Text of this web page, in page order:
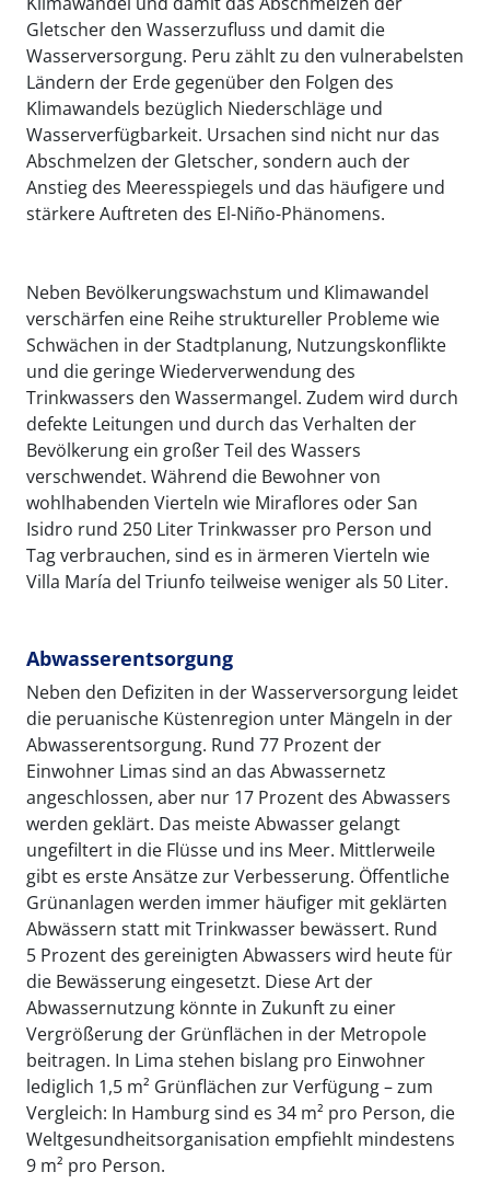
Gletscher den Wasserzufluss und damit die
Wasserversorgung. Peru zählt zu den vulnerabelsten
Ländern der Erde gegenüber den Folgen des
Klimawandels bezüglich Niederschläge und
Wasserverfügbarkeit. Ursachen sind nicht nur das
Abschmelzen der Gletscher, sondern auch der
Anstieg des Meeresspiegels und das häufigere und
stärkere Auftreten des El-Niño-Phänomens.
Neben Bevölkerungswachstum und Klimawandel
verschärfen eine Reihe struktureller Probleme wie
Schwächen in der Stadtplanung, Nutzungskonflikte
und die geringe Wiederverwendung des
Trinkwassers den Wassermangel. Zudem wird durch
defekte Leitungen und durch das Verhalten der
Bevölkerung ein großer Teil des Wassers
verschwendet. Während die Bewohner von
wohlhabenden Vierteln wie Miraflores oder San
Isidro rund 250 Liter Trinkwasser pro Person und
Tag verbrauchen, sind es in ärmeren Vierteln wie
Villa María del Triunfo teilweise weniger als 50 Liter.
Abwasserentsorgung
Neben den Defiziten in der Wasserversorgung leidet
die peruanische Küstenregion unter Mängeln in der
Abwasserentsorgung. Rund 77 Prozent der
Einwohner Limas sind an das Abwassernetz
angeschlossen, aber nur 17 Prozent des Abwassers
werden geklärt. Das meiste Abwasser gelangt
ungefiltert in die Flüsse und ins Meer. Mittlerweile
gibt es erste Ansätze zur Verbesserung. Öffentliche
Grünanlagen werden immer häufiger mit geklärten
Abwässern statt mit Trinkwasser bewässert. Rund
5 Prozent des gereinigten Abwassers wird heute für
die Bewässerung eingesetzt. Diese Art der
Abwassernutzung könnte in Zukunft zu einer
Vergrößerung der Grünflächen in der Metropole
beitragen. In Lima stehen bislang pro Einwohner
lediglich 1,5 m² Grünflächen zur Verfügung – zum
Vergleich: In Hamburg sind es 34 m² pro Person, die
Weltgesundheitsorganisation empfiehlt mindestens
9 m² pro Person.